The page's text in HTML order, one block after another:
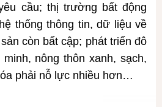
cầu; thị trường bất động
thống thông tin, dữ liệu về
còn bất cập; phát triển đô
nông thôn xanh, sạch,
phải nỗ lực nhiều hơn…